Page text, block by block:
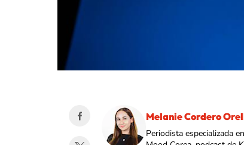
Melanie Cordero
Periodista especializada